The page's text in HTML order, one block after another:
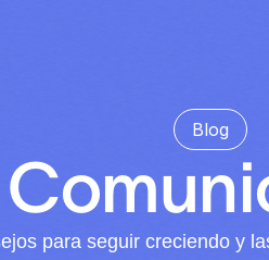
Blog
para seguir creciendo y